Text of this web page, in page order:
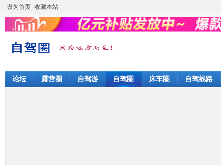
设为首页 收藏本站
论坛 露营圈 自驾游 自驾圈 床车圈 自驾线路